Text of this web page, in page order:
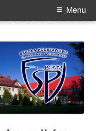
Barcicach
Menu